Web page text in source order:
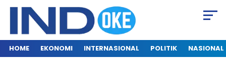
HOME EKONOMI INTERNASIONAL POLITIK NASIONAL